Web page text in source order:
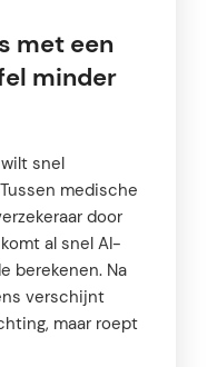
met een
minder
snel
medische
door
al snel AI-
berekenen. Na
verschijnt
maar roept